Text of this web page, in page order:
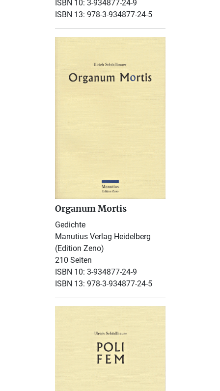
ISBN 10: 3-934877-24-9
ISBN 13: 978-3-934877-24-5
Organum Mortis
Gedichte
Manutius Verlag Heidelberg
(Edition Zeno)
210 Seiten
ISBN 10: 3-934877-24-9
ISBN 13: 978-3-934877-24-5